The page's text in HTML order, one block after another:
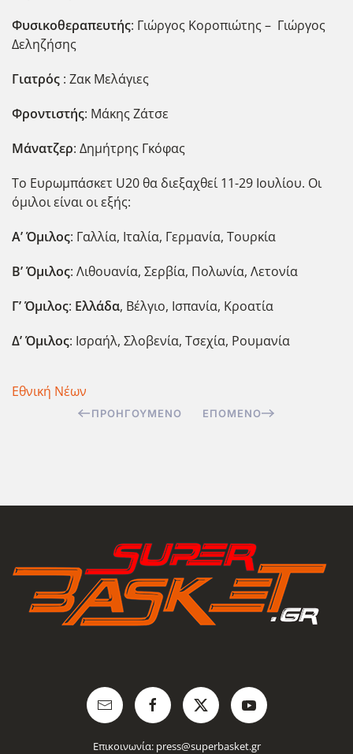
Φυσικοθεραπευτής: Γιώργος Κοροπιώτης – Γιώργος
Δεληζήσης
Γιατρός : Ζακ Μελάγιες
Φροντιστής: Μάκης Ζάτσε
Μάνατζερ: Δημήτρης Γκόφας
Το Ευρωμπάσκετ U20 θα διεξαχθεί 11-29 Ιουλίου. Οι
όμιλοι είναι οι εξής:
Α’ Όμιλος: Γαλλία, Ιταλία, Γερμανία, Τουρκία
Β’ Όμιλος: Λιθουανία, Σερβία, Πολωνία, Λετονία
Γ’ Όμιλος: Ελλάδα, Βέλγιο, Ισπανία, Κροατία
Δ’ Όμιλος: Ισραήλ, Σλοβενία, Τσεχία, Ρουμανία
Εθνική Νέων
ΠΡΟΗΓΟΎΜΕΝΟ ΕΠΌΜΕΝΟ
Επικοινωνία: press@superbasket.gr